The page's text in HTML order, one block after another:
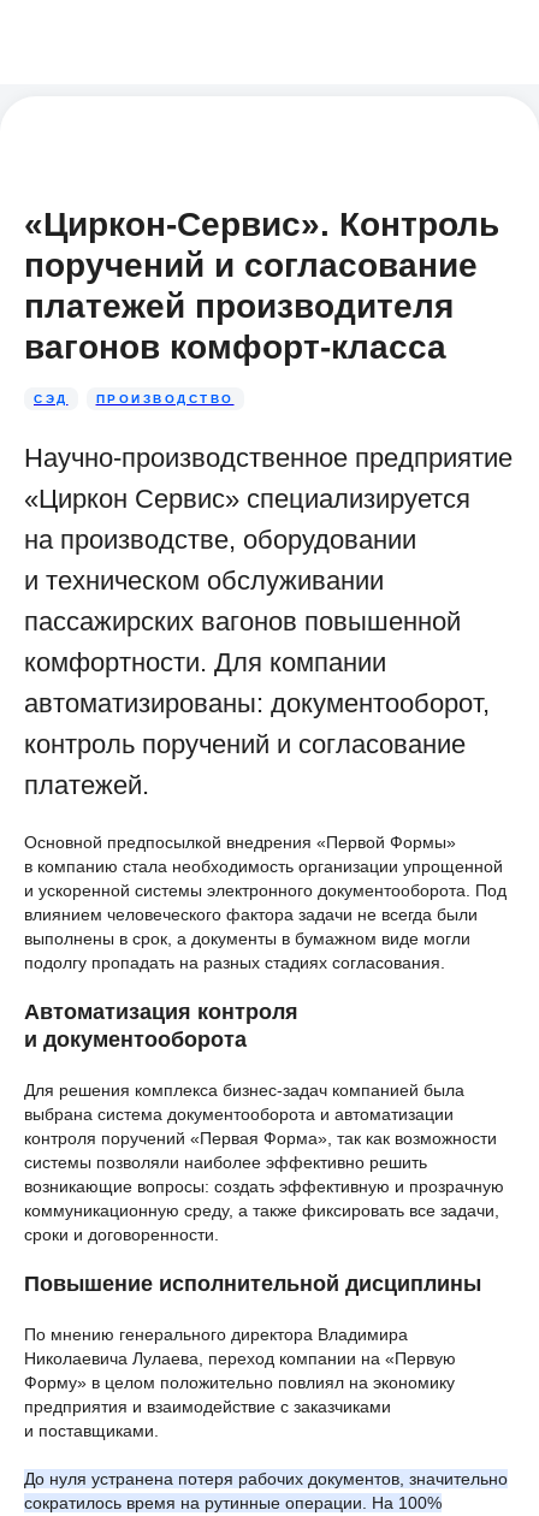
«Циркон-Сервис». Контроль
поручений и согласование
платежей производителя
вагонов комфорт-класса
СЭД ПРОИЗВОДСТВО
Научно-производственное предприятие
«Циркон Сервис» специализируется
на производстве, оборудовании
и техническом обслуживании
пассажирских вагонов повышенной
комфортности. Для компании
автоматизированы: документооборот,
контроль поручений и согласование
платежей.
Основной предпосылкой внедрения «Первой Формы»
в компанию стала необходимость организации упрощенной
и ускоренной системы электронного документооборота. Под
влиянием человеческого фактора задачи не всегда были
выполнены в срок, а документы в бумажном виде могли
подолгу пропадать на разных стадиях согласования.
Автоматизация контроля
и документооборота
Для решения комплекса бизнес-задач компанией была
выбрана система документооборота и автоматизации
контроля поручений «Первая Форма», так как возможности
системы позволяли наиболее эффективно решить
возникающие вопросы: создать эффективную и прозрачную
коммуникационную среду, а также фиксировать все задачи,
сроки и договоренности.
Повышение исполнительной дисциплины
По мнению генерального директора Владимира
Николаевича Лулаева, переход компании на «Первую
Форму» в целом положительно повлиял на экономику
предприятия и взаимодействие с заказчиками
и поставщиками.
До нуля устранена потеря рабочих документов, значительно
сократилось время на рутинные операции. На 100%